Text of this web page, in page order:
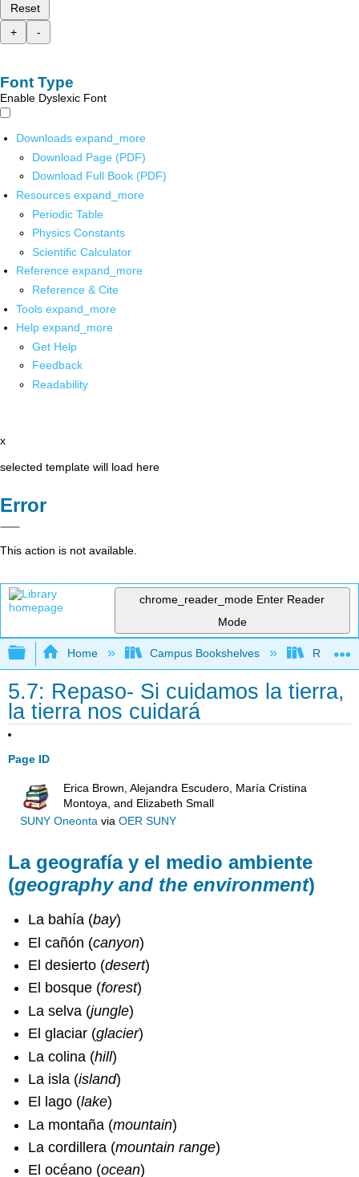
Reset
+
-
Font Type
Enable Dyslexic Font
Downloads expand_more
Download Page (PDF)
Download Full Book (PDF)
Resources expand_more
Periodic Table
Physics Constants
Scientific Calculator
Reference expand_more
Reference & Cite
Tools expand_more
Help expand_more
Get Help
Feedback
Readability
x
selected template will load here
Error
This action is not available.
chrome_reader_mode Enter Reader
Mode
Expand/collapse global hierarchy
Home Campus Bookshelves Reedley
5.7: Repaso- Si cuidamos la tierra,
la tierra nos cuidará
Page ID
Erica Brown, Alejandra Escudero, María Cristina
Montoya, and Elizabeth Small
SUNY Oneontavia OER SUNY
La geografía y el medio ambiente
(geography and the environment)
La bahía (bay)
El cañón (canyon)
El desierto (desert)
El bosque (forest)
La selva (jungle)
El glaciar (glacier)
La colina (hill)
La isla (island)
El lago (lake)
La montaña (mountain)
La cordillera (mountain range)
El océano (ocean)